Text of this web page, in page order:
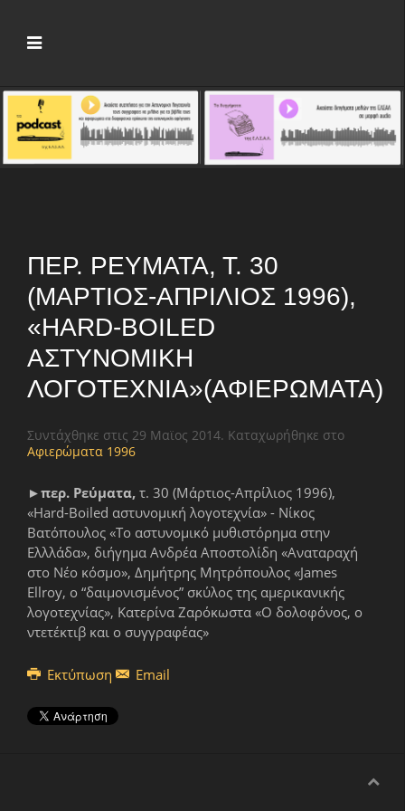
ΠΕΡ. ΡΕΎΜΑΤΑ, Τ. 30
(ΜΆΡΤΙΟΣ-ΑΠΡΊΛΙΟΣ 1996),
«HARD-BOILED
ΑΣΤΥΝΟΜΙΚΉ
ΛΟΓΟΤΕΧΝΊΑ»(ΑΦΙΕΡΏΜΑΤΑ)
Συντάχθηκε στις 29 Μαϊος 2014. Καταχωρήθηκε στο
Αφιερώματα 1996
►περ. Ρεύματα, τ. 30 (Μάρτιος-Απρίλιος 1996),
«Hard-Boiled αστυνομική λογοτεχνία» - Νίκος
Βατόπουλος «Το αστυνομικό μυθιστόρημα στην
Ελλλάδα», διήγημα Ανδρέα Αποστολίδη «Αναταραχή
στο Νέο κόσμο», Δημήτρης Μητρόπουλος «James
Ellroy, o “δαιμονισμένος” σκύλος της αμερικανικής
λογοτεχνίας», Κατερίνα Ζαρόκωστα «Ο δολοφόνος, ο
ντετέκτιβ και ο συγγραφέας»
Εκτύπωση Email